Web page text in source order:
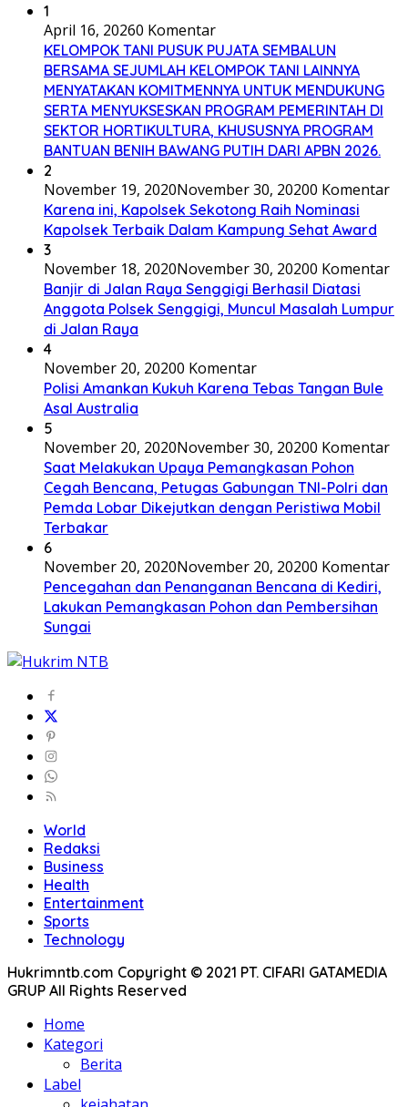
1
April 16, 20260 Komentar
KELOMPOK TANI PUSUK PUJATA SEMBALUN
BERSAMA SEJUMLAH KELOMPOK TANI LAINNYA
MENYATAKAN KOMITMENNYA UNTUK MENDUKUNG
SERTA MENYUKSESKAN PROGRAM PEMERINTAH DI
SEKTOR HORTIKULTURA, KHUSUSNYA PROGRAM
BANTUAN BENIH BAWANG PUTIH DARI APBN 2026.
2
November 19, 2020November 30, 20200 Komentar
Karena ini, Kapolsek Sekotong Raih Nominasi
Kapolsek Terbaik Dalam Kampung Sehat Award
3
November 18, 2020November 30, 20200 Komentar
Banjir di Jalan Raya Senggigi Berhasil Diatasi
Anggota Polsek Senggigi, Muncul Masalah Lumpur
di Jalan Raya
4
November 20, 20200 Komentar
Polisi Amankan Kukuh Karena Tebas Tangan Bule
Asal Australia
5
November 20, 2020November 30, 20200 Komentar
Saat Melakukan Upaya Pemangkasan Pohon
Cegah Bencana, Petugas Gabungan TNI-Polri dan
Pemda Lobar Dikejutkan dengan Peristiwa Mobil
Terbakar
6
November 20, 2020November 20, 20200 Komentar
Pencegahan dan Penanganan Bencana di Kediri,
Lakukan Pemangkasan Pohon dan Pembersihan
Sungai
World
Redaksi
Business
Health
Entertainment
Sports
Technology
Hukrimntb.com Copyright © 2021 PT. CIFARI GATAMEDIA
GRUP All Rights Reserved
Home
Kategori
Berita
Label